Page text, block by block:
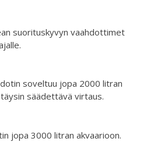
suorituskyvyn vaahdottimet
soveltuu jopa 2000 litran
säädettävä virtaus.
jopa 3000 litran akvaarioon.